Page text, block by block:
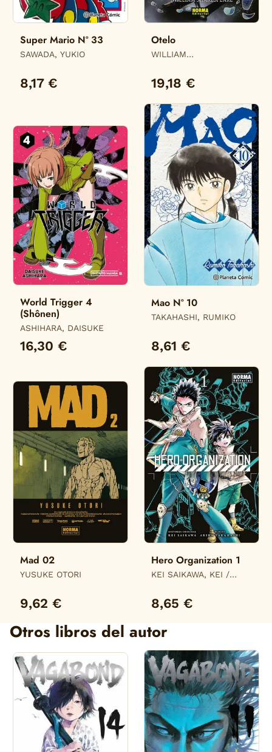
Super Mario Nº 33
SAWADA, YUKIO
8,17 €
Otelo
WILLIAM
/ JULIEN CHOY, /
19,18 €
World Trigger 4
(Shônen)
ASHIHARA, DAISUKE
16,30 €
Mao Nº 10
TAKAHASHI, RUMIKO
8,61 €
Mad 02
YUSUKE OTORI
9,62 €
Hero Organization 1
KEI SAIKAWA, KEI /
8,65 €
Otros libros del autor